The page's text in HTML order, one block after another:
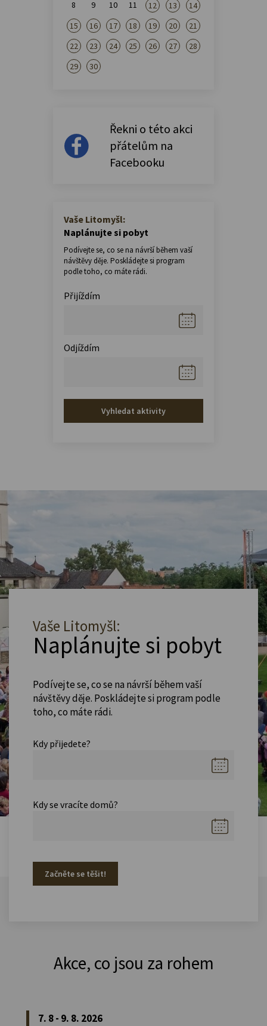
8 9 10 11 12 13
14
15
16 17 18 19 20
21
22
23 24 25 26 27
28
29
30
Řekni o této akci
přátelům na
Facebooku
Vaše Litomyšl:
Naplánujte si pobyt
Podívejte se, co se na návrší během vaší
návštěvy děje. Poskládejte si program
podle toho, co máte rádi.
Přijíždím
Odjíždím
Vyhledat aktivity
Vaše Litomyšl:
Naplánujte si pobyt
Podívejte se, co se na návrší během vaší
návštěvy děje. Poskládejte si program podle
toho, co máte rádi.
Kdy přijedete?
Kdy se vracíte domů?
Začněte se těšit!
Akce, co jsou za rohem
7. 8 - 9. 8. 2026